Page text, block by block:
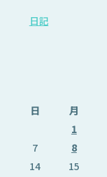
日記
日
月
1
7
8
14
15